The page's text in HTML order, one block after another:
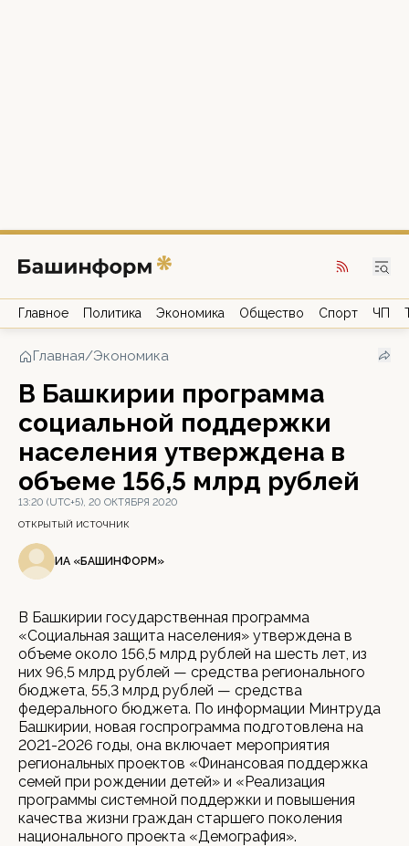
Главное Политика Экономика Общество Спорт ЧП
Главная/Экономика
В Башкирии программа
социальной поддержки
населения утверждена в
объеме 156,5 млрд рублей
13:20 (UTC+5), 20 ОКТЯБРЯ 2020
ОТКРЫТЫЙ ИСТОЧНИК
ИА «БАШИНФОРМ»
В Башкирии государственная программа
«Социальная защита населения» утверждена в
объеме около 156,5 млрд рублей на шесть лет, из
них 96,5 млрд рублей — средства регионального
бюджета, 55,3 млрд рублей — средства
федерального бюджета. По информации Минтруда
Башкирии, новая госпрограмма подготовлена на
2021-2026 годы, она включает мероприятия
региональных проектов «Финансовая поддержка
семей при рождении детей» и «Реализация
программы системной поддержки и повышения
качества жизни граждан старшего поколения
национального проекта «Демография».